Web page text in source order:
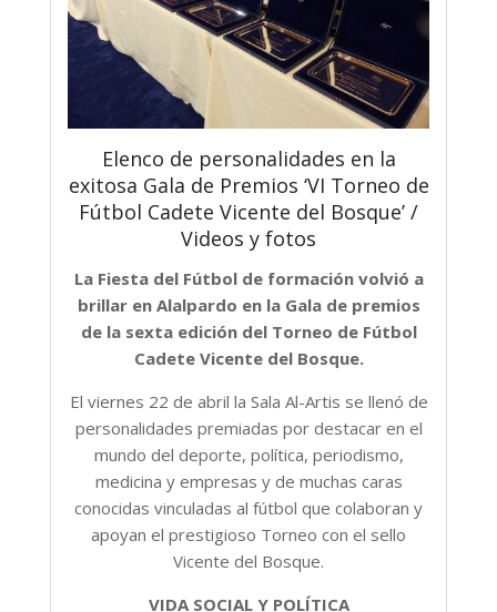
Elenco de personalidades en la
exitosa Gala de Premios ‘VI Torneo de
Fútbol Cadete Vicente del Bosque’ /
Videos y fotos
La Fiesta del Fútbol de formación volvió a
brillar en Alalpardo en la Gala de premios
de la sexta edición del Torneo de Fútbol
Cadete Vicente del Bosque.
El viernes 22 de abril la Sala Al-Artis se llenó de
personalidades premiadas por destacar en el
mundo del deporte, política, periodismo,
medicina y empresas y de muchas caras
conocidas vinculadas al fútbol que colaboran y
apoyan el prestigioso Torneo con el sello
Vicente del Bosque.
VIDA SOCIAL Y POLÍTICA